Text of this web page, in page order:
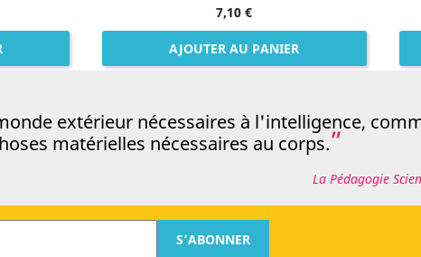
7,10 €
AJOUTER AU PANIER
extérieur nécessaires à l'intelligence,
matérielles nécessaires au corps.
La Pédagogie